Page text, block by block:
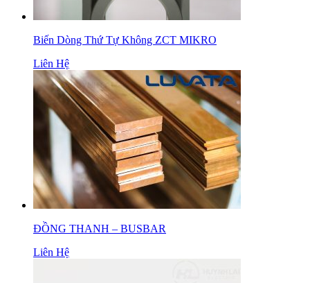
Biến Dòng Thứ Tự Không ZCT MIKRO
Liên Hệ
ĐỒNG THANH – BUSBAR
Liên Hệ